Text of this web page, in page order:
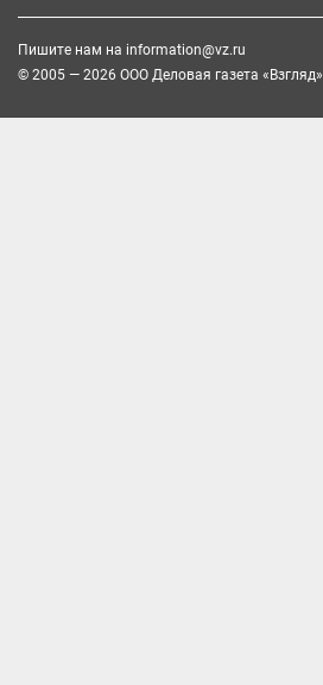
Пишите нам на information@vz.ru
© 2005 — 2026 ООО Деловая газета «Взгляд»